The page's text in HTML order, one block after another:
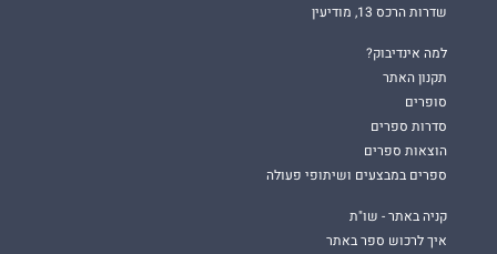
שדרות הרכס 13, מודיעין
למה אינדיבוק?
תקנון האתר
סופרים
סדרות ספרים
הוצאות ספרים
ספרים במבצעים ושיתופי פעולה
קניה באתר - שו"ת
איך לרכוש ספר באתר